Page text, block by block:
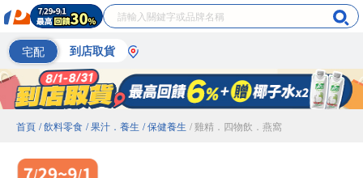
宅配 到店取貨
首頁 / 飲料零食 / 果汁．養生 / 保健養生 / 雞精．四物飲．燕窩